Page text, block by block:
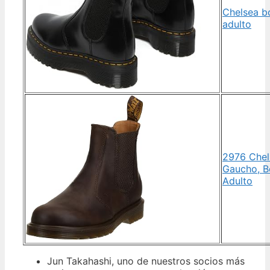
Chelsea
adulto
2976
Gaucho,
Adulto
Jun Takahashi, uno de nuestros socios más